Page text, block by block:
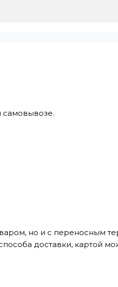
самовывозе.
но и с переносным
доставки, картой